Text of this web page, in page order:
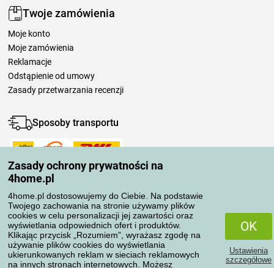
Zasady ochrony prywatności na
4home.pl
4home.pl dostosowujemy do Ciebie. Na podstawie
Twojego zachowania na stronie używamy plików
cookies w celu personalizacji jej zawartości oraz
wyświetlania odpowiednich ofert i produktów.
Klikając przycisk „Rozumiem”, wyrażasz zgodę na
używanie plików cookies do wyświetlania
ukierunkowanych reklam w sieciach reklamowych
na innych stronach internetowych. Możesz
OK
Ustawienia
szczegółowe
Twoje zamówienia
Moje konto
Moje zamówienia
Reklamacje
Odstąpienie od umowy
Zasady przetwarzania recenzji
Sposoby transportu
Metody płatności
Niezawodny sklep